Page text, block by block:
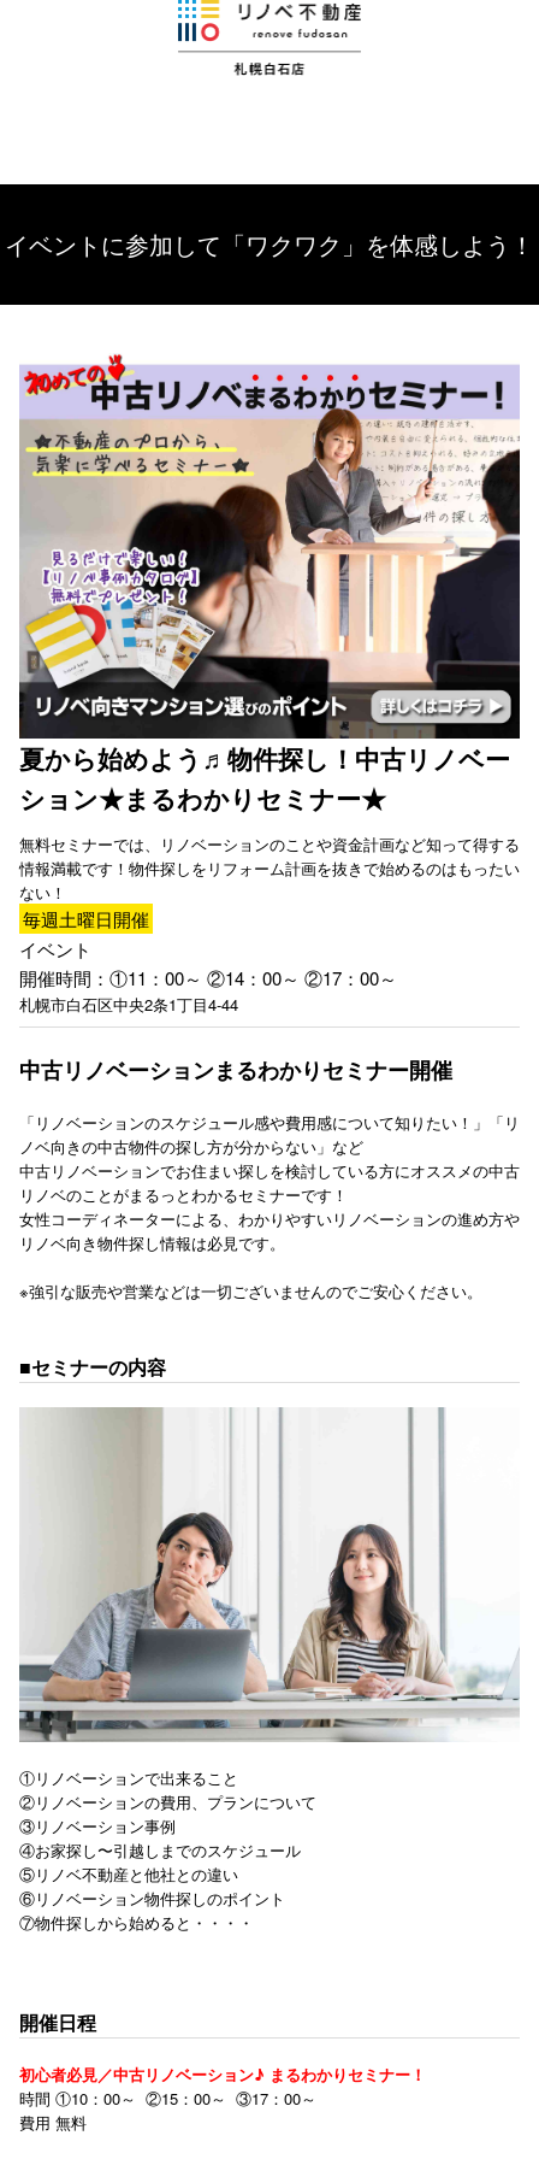
イベントに参加して「ワクワク」を体感しよう！
夏から始めよう♬物件探し！中古リノベー
ション★まるわかりセミナー★
無料セミナーでは、リノベーションのことや資金計画など知って得する
情報満載です！物件探しをリフォーム計画を抜きで始めるのはもったい
ない！
毎週土曜日開催
イベント
開催時間：①11：00～ ②14：00～ ②17：00～
札幌市白石区中央2条1丁目4-44
中古リノベーションまるわかりセミナー開催
「リノベーションのスケジュール感や費用感について知りたい！」「リ
ノベ向きの中古物件の探し方が分からない」など
中古リノベーションでお住まい探しを検討している方にオススメの中古
リノベのことがまるっとわかるセミナーです！
女性コーディネーターによる、わかりやすいリノベーションの進め方や
リノベ向き物件探し情報は必見です。
※強引な販売や営業などは一切ございませんのでご安心ください。
■セミナーの内容
①リノベーションで出来ること
②リノベーションの費用、プランについて
③リノベーション事例
④お家探し〜引越しまでのスケジュール
⑤リノベ不動産と他社との違い
⑥リノベーション物件探しのポイント
⑦物件探しから始めると・・・・
開催日程
初心者必見／中古リノベーション♪ まるわかりセミナー！
時間 ①10：00～ ②15：00～ ③17：00～
費用 無料